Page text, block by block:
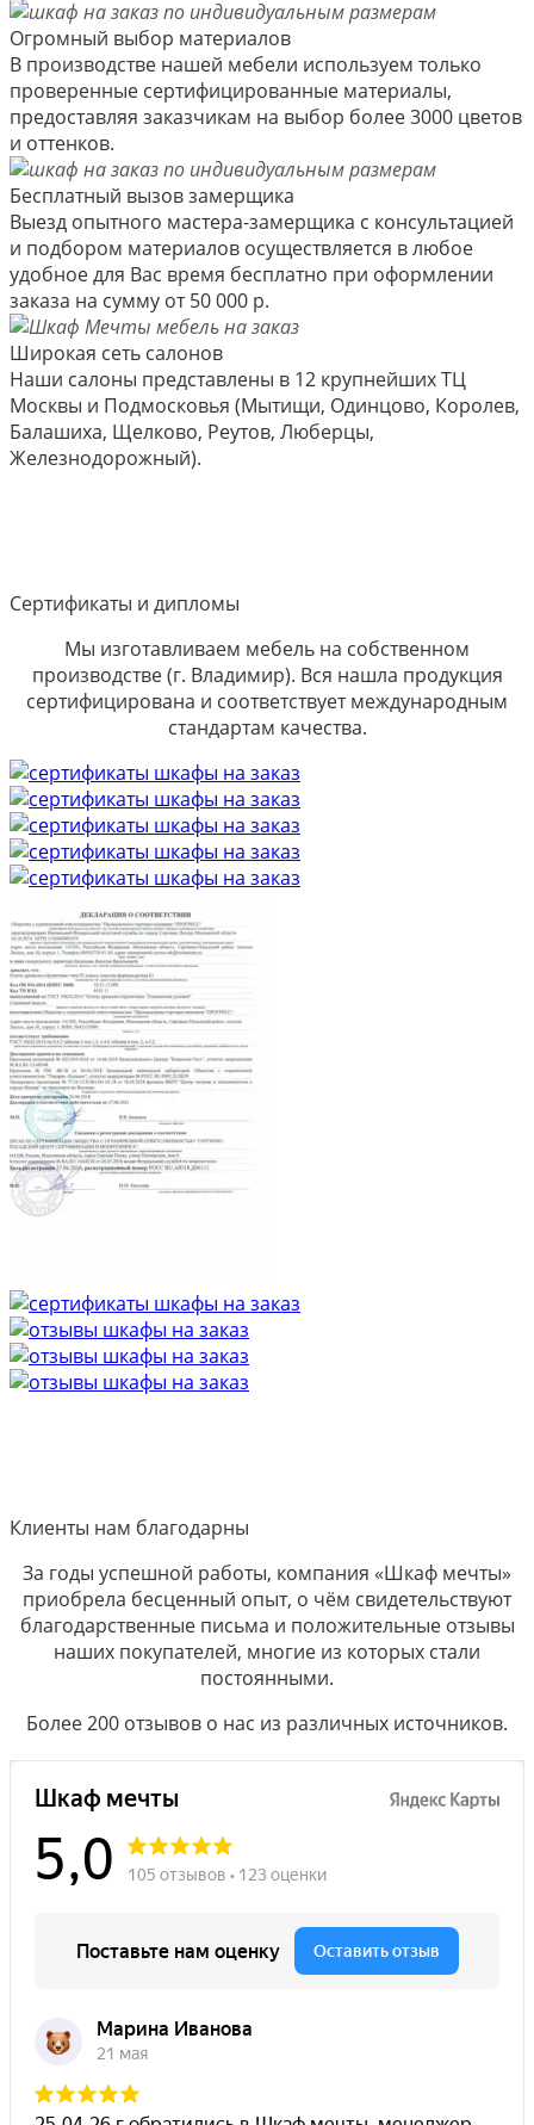
Огромный выбор материалов
В производстве нашей мебели используем только
проверенные сертифицированные материалы,
предоставляя заказчикам на выбор более 3000 цветов
и оттенков.
Бесплатный вызов замерщика
Выезд опытного мастера-замерщика с консультацией
и подбором материалов осуществляется в любое
удобное для Вас время бесплатно при оформлении
заказа на сумму от 50 000 р.
Широкая сеть салонов
Наши салоны представлены в 12 крупнейших ТЦ
Москвы и Подмосковья (Мытищи, Одинцово, Королев,
Балашиха, Щелково, Реутов, Люберцы,
Железнодорожный).
Сертификаты и дипломы
Мы изготавливаем мебель на собственном
производстве (г. Владимир). Вся нашла продукция
сертифицирована и соответствует международным
стандартам качества.
Клиенты нам благодарны
За годы успешной работы, компания «Шкаф мечты»
приобрела бесценный опыт, о чём свидетельствуют
благодарственные письма и положительные отзывы
наших покупателей, многие из которых стали
постоянными.
Более 200 отзывов о нас из различных источников.